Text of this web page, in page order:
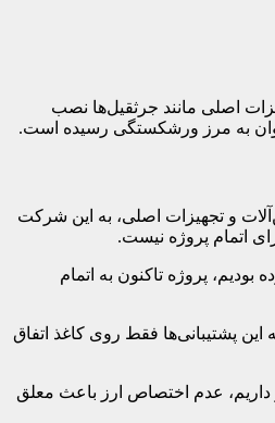
اصلی مانند جرثقیل‌ها نصب
به مرز ورشکستگی رسیده است.
هنوز یک دلار ارز برای واردات ماشین‌آلات و تجهیزات اصلی، به این شرکت
و خیابان کرده بودیم، پروژه تاکنون به اتمام
پشتیبانی‌ها فقط روی کاغذ اتفاق
داریم، عدم اختصاص ارز باعث معلق